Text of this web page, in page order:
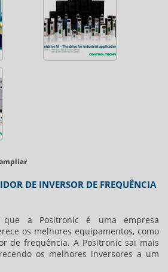
DE INVERSOR DE FREQUÊNCIA
a Positronic é uma empresa
os melhores equipamentos, como
de frequência. A Positronic sai mais
os melhores inversores a um